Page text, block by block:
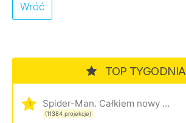
Wróć
TOP TYGODNIA
1 Spider-Man. Całkiem nowy dzień
(11384 projekcje)